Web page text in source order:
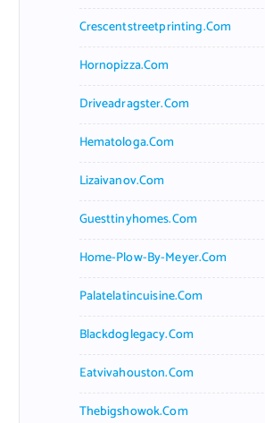
Crescentstreetprinting.com
Hornopizza.com
Driveadragster.com
Hematologa.com
Lizaivanov.com
Guesttinyhomes.com
Home-Plow-By-Meyer.com
Palatelatincuisine.com
Blackdoglegacy.com
Eatvivahouston.com
Thebigshowok.com